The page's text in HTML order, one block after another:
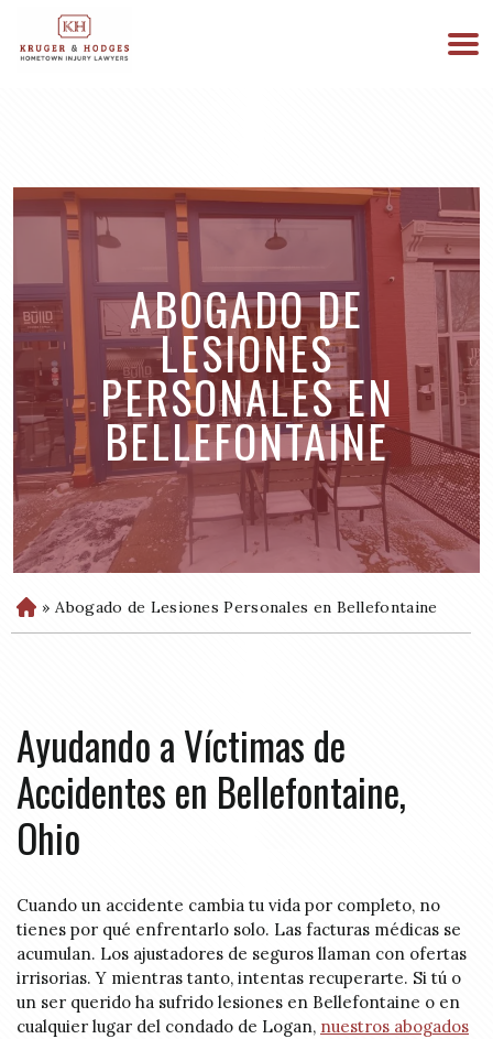
ESTAMOS DISPONIBLES 24/7
ABOGADO DE
LESIONES
PERSONALES EN
BELLEFONTAINE
H
o
» Abogado de Lesiones Personales en Bellefontaine
Ayudando a Víctimas de
Accidentes en Bellefontaine,
Ohio
Cuando un accidente cambia tu vida por completo, no
tienes por qué enfrentarlo solo. Las facturas médicas se
acumulan. Los ajustadores de seguros llaman con ofertas
irrisorias. Y mientras tanto, intentas recuperarte. Si tú o
un ser querido ha sufrido lesiones en Bellefontaine o en
cualquier lugar del condado de Logan, nuestros abogados